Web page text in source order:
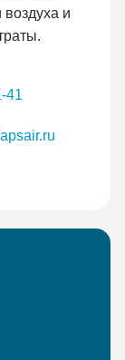
воздуха и
41